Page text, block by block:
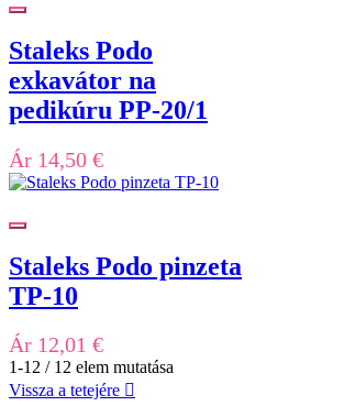
Staleks Podo
exkavátor na
pedikúru PP-20/1
Ár 14,50 €
Staleks Podo pinzeta
TP-10
Ár 12,01 €
1-12 / 12 elem mutatása
Vissza a tetejére 